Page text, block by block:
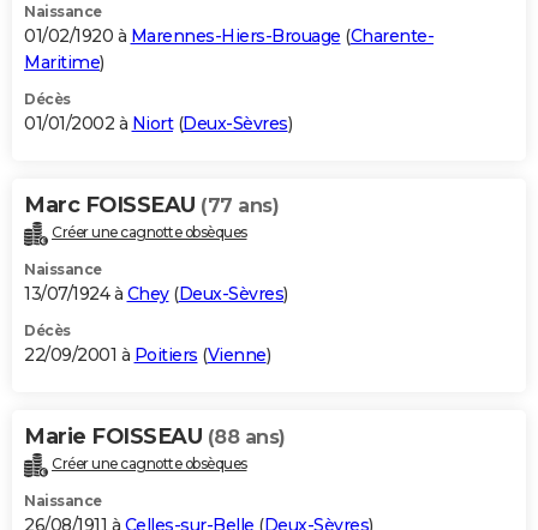
Naissance
01/02/1920 à Marennes-Hiers-Brouage (Charente-
Maritime)
Décès
01/01/2002 à Niort(Deux-Sèvres)
Marc FOISSEAU (77 ans)
Créer une cagnotte obsèques
Naissance
13/07/1924 à Chey(Deux-Sèvres)
Décès
22/09/2001 à Poitiers (Vienne)
Marie FOISSEAU (88 ans)
Créer une cagnotte obsèques
Naissance
26/08/1911 à Celles-sur-Belle (Deux-Sèvres)